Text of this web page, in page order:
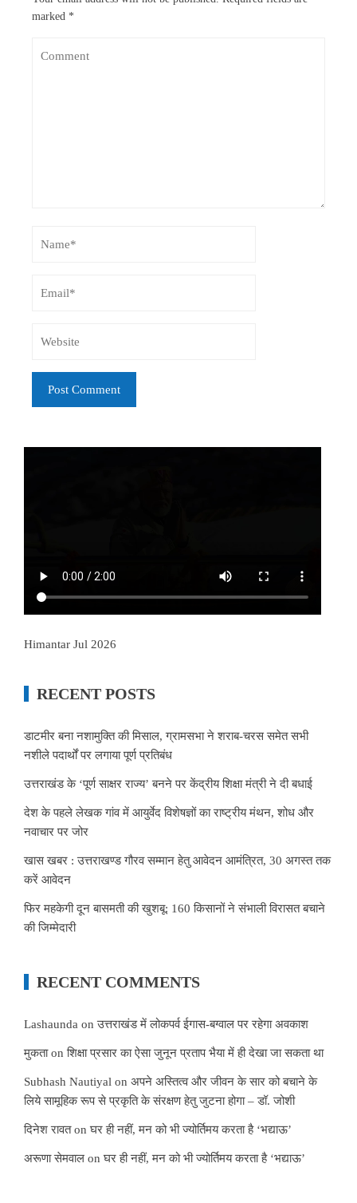
marked *
Himantar Jul 2026
RECENT POSTS
डाटमीर बना नशामुक्ति की मिसाल, ग्रामसभा ने शराब-चरस समेत सभी
नशीले पदार्थों पर लगाया पूर्ण प्रतिबंध
उत्तराखंड के ‘पूर्ण साक्षर राज्य’ बनने पर केंद्रीय शिक्षा मंत्री ने दी बधाई
देश के पहले लेखक गांव में आयुर्वेद विशेषज्ञों का राष्ट्रीय मंथन, शोध और
नवाचार पर जोर
खास खबर : उत्तराखण्ड गौरव सम्मान हेतु आवेदन आमंत्रित, 30 अगस्त तक
करें आवेदन
फिर महकेगी दून बासमती की खुशबू: 160 किसानों ने संभाली विरासत बचाने
की जिम्मेदारी
RECENT COMMENTS
Lashaunda onउत्तराखंड में लोकपर्व ईगास-बग्वाल पर रहेगा अवकाश
मुकताonशिक्षा प्रसार का ऐसा जुनून प्रताप भैया में ही देखा जा सकता था
Subhash Nautiyal on अपने अस्तित्व और जीवन के सार को बचाने के
लिये सामूहिक रूप से प्रकृति के संरक्षण हेतु जुटना होगा – डॉ. जोशी
दिनेश रावतonघर ही नहीं, मन को भी ज्योर्तिमय करता है ‘भद्याऊ’
अरूणा सेमवाल onघर ही नहीं, मन को भी ज्योर्तिमय करता है ‘भद्याऊ’